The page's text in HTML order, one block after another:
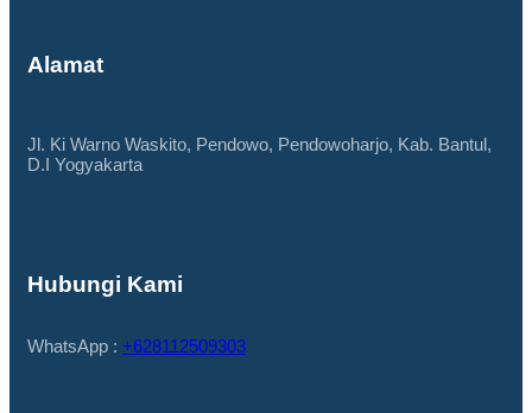
Alamat
Jl. Ki Warno Waskito, Pendowo, Pendowoharjo, Kab. Bantul,
D.I Yogyakarta
Hubungi Kami
WhatsApp : +628112509303